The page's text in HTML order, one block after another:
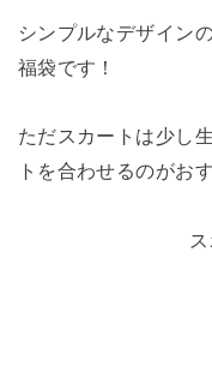
シンプルなデザイン
福袋です！
ただスカートは少し
トを合わせるのがお